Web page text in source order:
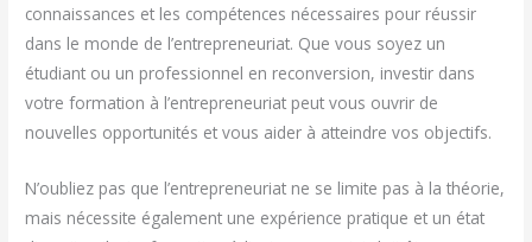
connaissances et les compétences nécessaires pour réussir
dans le monde de l’entrepreneuriat. Que vous soyez un
étudiant ou un professionnel en reconversion, investir dans
votre formation à l’entrepreneuriat peut vous ouvrir de
nouvelles opportunités et vous aider à atteindre vos objectifs.
N’oubliez pas que l’entrepreneuriat ne se limite pas à la théorie,
mais nécessite également une expérience pratique et un état